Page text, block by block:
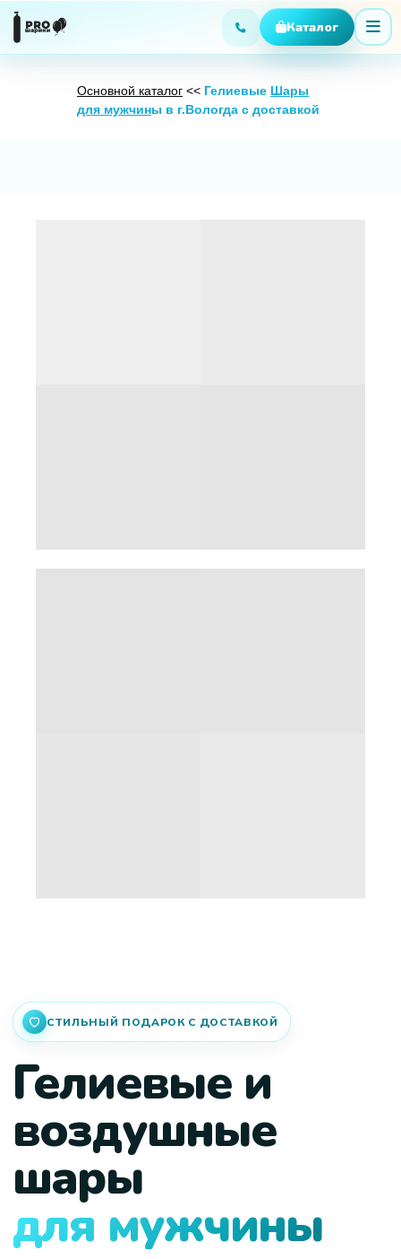
Основной каталог << Гелиевые Шары
для мужчины в г.Вологда с доставкой
СТИЛЬНЫЙ ПОДАРОК С ДОСТАВКОЙ
Гелиевые и
воздушные
шары
для мужчины